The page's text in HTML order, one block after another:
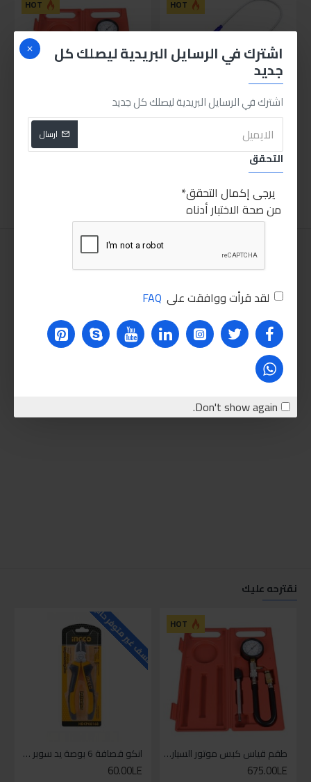
اشترك في الرسايل البريدية ليصلك كل
جديد
اشترك في الرسايل البريدية ليصلك كل جديد
ارسال
التحقق
يرجى إكمال التحقق
من صحة الاختبار أدناه
لقد قرأت ووافقت على FAQ
Don't show again.
HOT
250.00LE
HOT
675.00LE
نقترحه عليك
HOT
طقم قياس كبس موتور السياره 3 ق
675.00LE
للاسف غير متوفر حاليا
انكو قصافة 6 بوصة يد سوبر وان
60.00LE